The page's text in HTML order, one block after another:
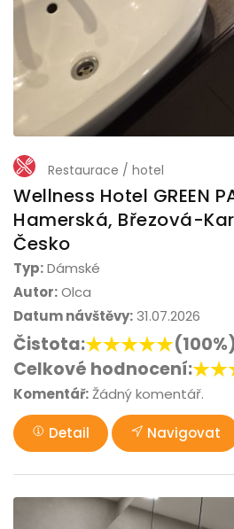
Restaurace / hotel
Wellness Hotel GREEN
Hamerská, Březová-
Česko
Typ:Dámské
Autor:Olca
Datum návštěvy: 31.07.2026
Čistota:
Celkové hodnocení:
Komentář:Žádný komentář.
Detail Navigovat